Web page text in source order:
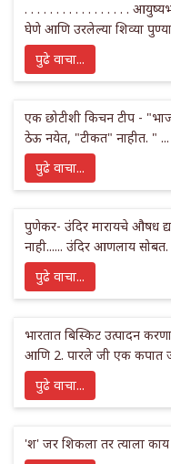
. . . . . . . . . . . . . . . . .
घेणे आणि उरलेल्या शिव्या
पुढे वाचा...
एक छोटीशी किचन टीप -
ठेऊ नयेत, "टीकत" नाहीत. " ...
पुढे वाचा...
पुणेकर- उंदिर मारायचे औषध
नाही...... उंदिर आणलाय
पुढे वाचा...
भारतात बिस्किट उत्पादन
आणि 2. पारले जी एक कपात
पुढे वाचा...
'श' जर शिकला तर त्याला